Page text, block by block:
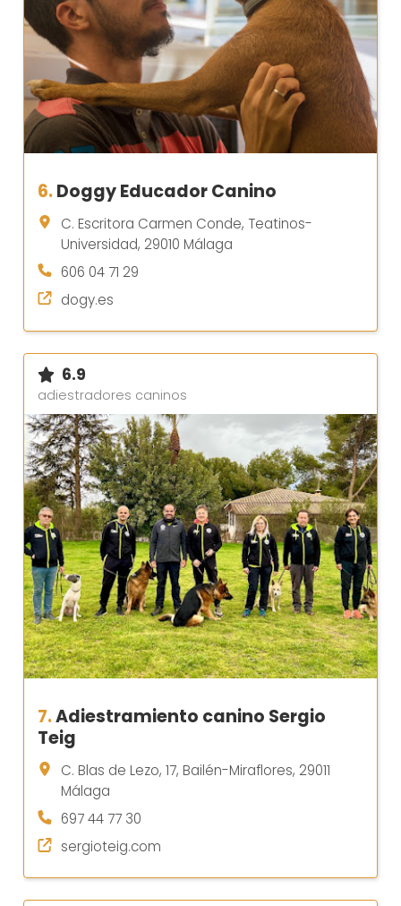
6.Doggy Educador Canino
C. Escritora Carmen Conde, Teatinos-
Universidad, 29010 Málaga
606 04 71 29
dogy.es
6.9
adiestradores caninos
7.Adiestramiento canino Sergio
Teig
C. Blas de Lezo, 17, Bailén-Miraflores, 29011
Málaga
697 44 77 30
sergioteig.com